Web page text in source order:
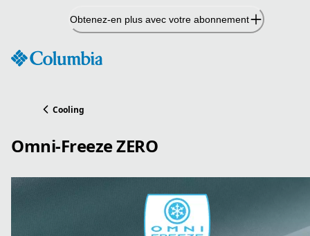
Obtenez-en plus avec votre abonnement
Cooling
Omni-Freeze ZERO